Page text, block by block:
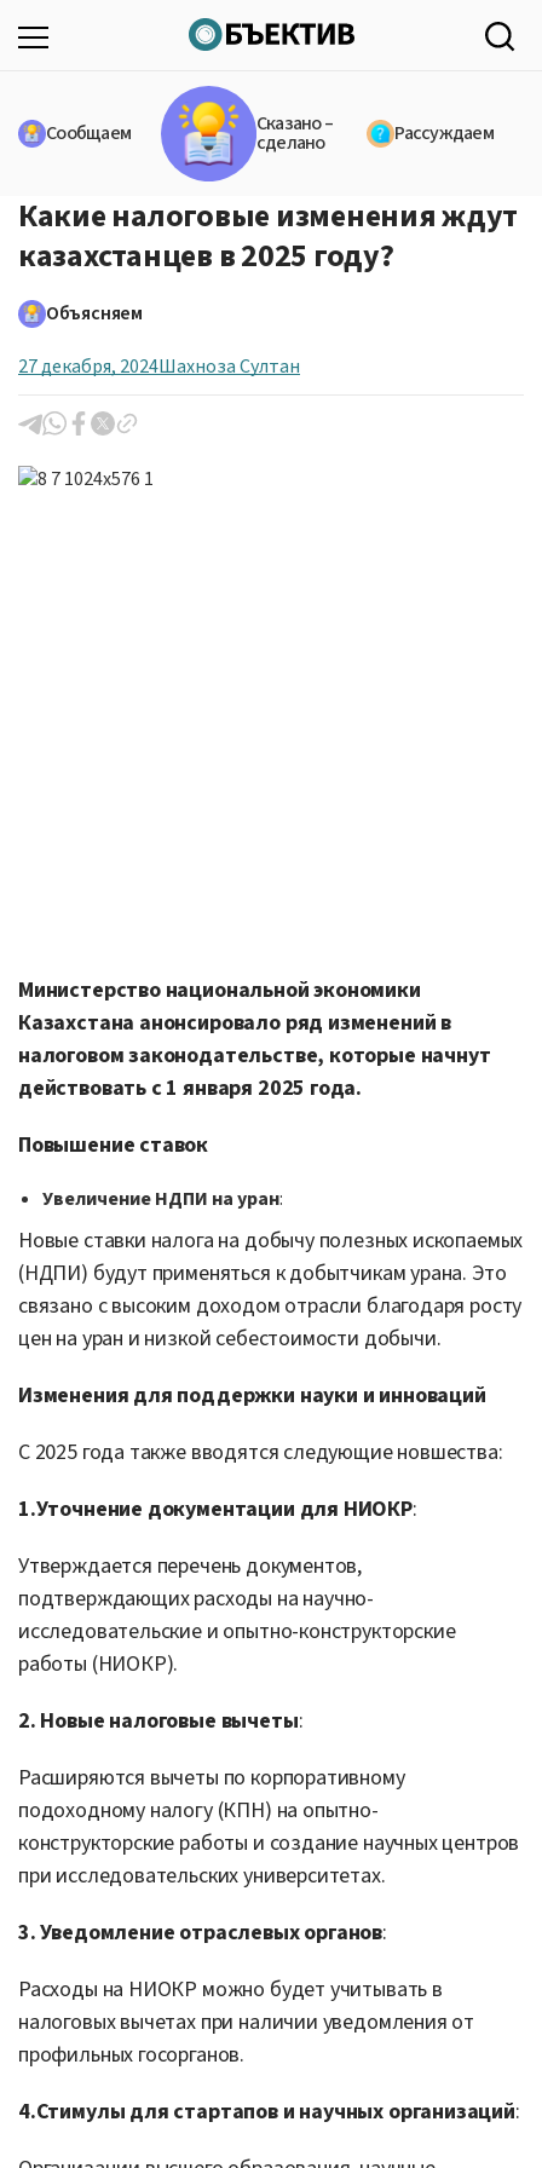
Сообщаем Сказано –
сделано Рассуждаем
Какие налоговые изменения ждут
казахстанцев в 2025 году?
Объясняем
27 декабря, 2024Шахноза Султан
Министерство национальной экономики
Казахстана анонсировало ряд изменений в
налоговом законодательстве, которые начнут
действовать с 1 января 2025 года.
Повышение ставок
Увеличение НДПИ на уран:
Новые ставки налога на добычу полезных ископаемых
(НДПИ) будут применяться к добытчикам урана. Это
связано с высоким доходом отрасли благодаря росту
цен на уран и низкой себестоимости добычи.
Изменения для поддержки науки и инноваций
С 2025 года также вводятся следующие новшества:
1.Уточнение документации для НИОКР:
Утверждается перечень документов,
подтверждающих расходы на научно-
исследовательские и опытно-конструкторские
работы (НИОКР).
2. Новые налоговые вычеты:
Расширяются вычеты по корпоративному
подоходному налогу (КПН) на опытно-
конструкторские работы и создание научных центров
при исследовательских университетах.
3.Уведомление отраслевых органов:
Расходы на НИОКР можно будет учитывать в
налоговых вычетах при наличии уведомления от
профильных госорганов.
4.Стимулы для стартапов и научных организаций: